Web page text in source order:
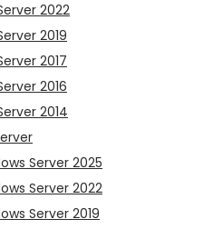
2022
2019
2017
2016
2014
Server 2025
Server 2022
Server 2019